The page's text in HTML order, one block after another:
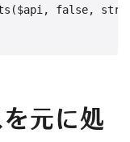
false,
元に処